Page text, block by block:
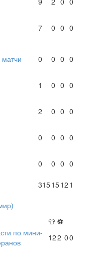
7 0 0 0
0 0 0 0
1 0 0 0
2 0 0 0
0 0 0 0
0 0 0 0
3151512 1
👕 ⚽
по мини-
122 00